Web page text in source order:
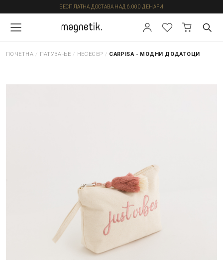
БЕСПЛАТНА ДОСТАВА НАД 6.000 ДЕНАРИ
ПОЧЕТНА / ПАТУВАЊЕ / НЕСЕСЕР / CARPISA - МОДНИ ДОДАТОЦИ